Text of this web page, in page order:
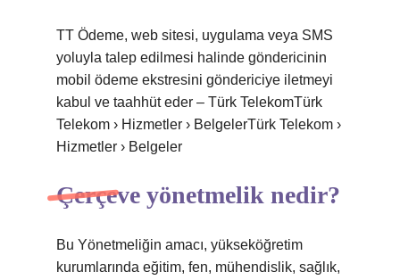
TT Ödeme, web sitesi, uygulama veya SMS
yoluyla talep edilmesi halinde göndericinin
mobil ödeme ekstresini göndericiye iletmeyi
kabul ve taahhüt eder – Türk TelekomTürk
Telekom › Hizmetler › BelgelerTürk Telekom ›
Hizmetler › Belgeler
Çerçeve yönetmelik nedir?
Bu Yönetmeliğin amacı, yükseköğretim
kurumlarında eğitim, fen, mühendislik, sağlık,